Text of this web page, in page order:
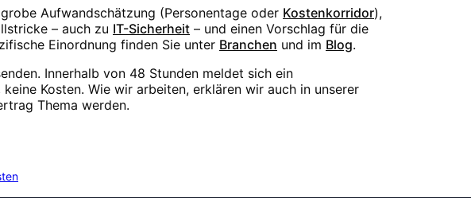
Aufwandschätzung (Personentage oder Kostenkorridor),
– auch zu IT-Sicherheit – und einen Vorschlag für die
Einordnung finden Sie unter Branchen und im Blog.
Innerhalb von 48 Stunden meldet sich ein
Kosten. Wie wir arbeiten, erklären wir auch in unserer
Thema werden.